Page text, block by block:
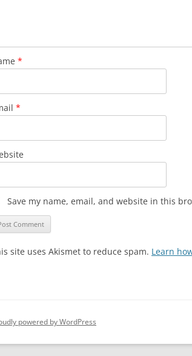
*
*
Save my name, email, and website in this
site uses Akismet to reduce spam. Learn
powered by WordPress